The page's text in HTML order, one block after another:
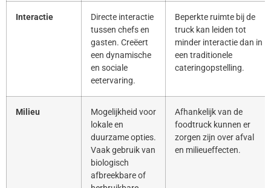
Interactie
Directe interactie
tussen chefs en
gasten. Creëert
een dynamische
en sociale
eetervaring.
Beperkte ruimte bij de
truck kan leiden tot
minder interactie dan in
een traditionele
cateringopstelling.
Milieu
Mogelijkheid voor
lokale en
duurzame opties.
Vaak gebruik van
biologisch
afbreekbare of
Afhankelijk van de
foodtruck kunnen er
zorgen zijn over afval
en milieueffecten.